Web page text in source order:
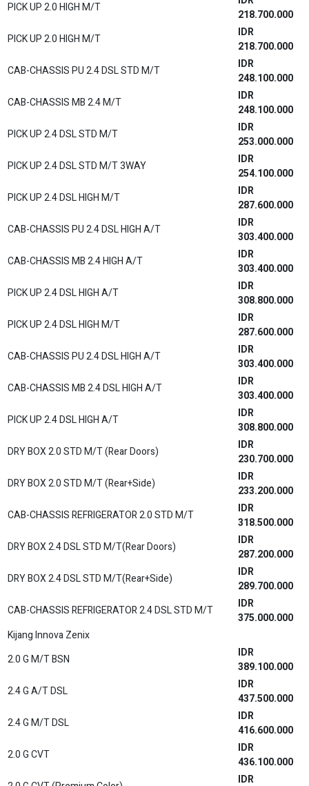
DRY BOX 2.4 DSL STD M/T(Rear+Side)
IDR
289.700.000
CAB-CHASSIS REFRIGERATOR 2.4 DSL STD M/T
IDR
375.000.000
Kijang Innova Zenix
2.0 G M/T BSN
IDR
389.100.000
2.4 G A/T DSL
IDR
437.500.000
2.4 G M/T DSL
IDR
416.600.000
2.0 G CVT
IDR
436.100.000
2.0 G CVT (Premium Color)
IDR
439.100.000
2.0 V CVT
IDR
482.600.000
2.0 V CVT (Premium Color)
IDR
485.600.000
2.0 V CVT Non RSE (Non Premium Color)
IDR
474.300.000
2.0 V CVT Non RSE (Premium Color)
IDR
477.300.000
2.0 G HV CVT
IDR
473.400.000
2.0 G HV CVT (Premium Color)
IDR
476.300.000
2.0 V HV Modelista CVT
IDR
547.100.000
2.0 V HV Modelista CVT (Premium Color)
IDR
550.000.000
2.0 V HV Non Modelista CVT
IDR
537.100.000
2.0 V HV Non Modelista CVT (Premium Color)
IDR
540.100.000
Color)
IDR
538.700.000
2.0 V HV Modelista CVT Non RSE (Premium Color)
IDR
541.600.000
2.0 V HV CVT Non Modelista Non RSE (Non Premium
Color)
2.0 V HV CVT Non Modelista Non RSE (Premium
IDR
531.700.000
2.0 Q HV Modelista CVT TSS
IDR
625.300.000
2.0 Q HV Modelista CVT TSS (Premium Color)
IDR
628.200.000
2.0 Q HV Non Modelista CVT TSS
IDR
615.400.000